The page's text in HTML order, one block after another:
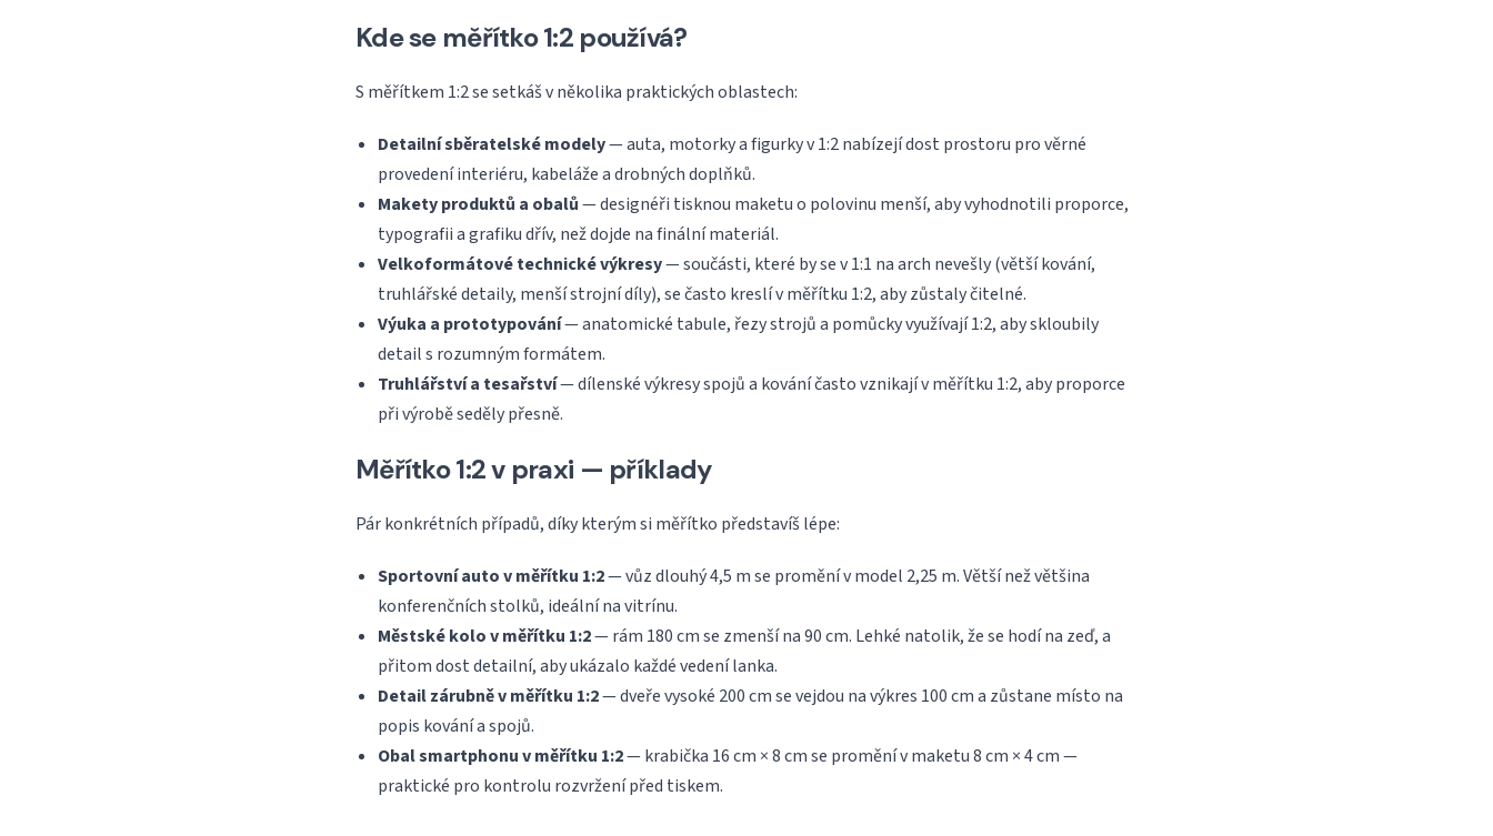
Kde se měřítko 1:2 používá?
S měřítkem 1:2 se setkáš v několika praktických oblastech:
Detailní sběratelské modely— auta, motorky a figurky v 1:2 nabízejí dost prostoru pro věrné
provedení interiéru, kabeláže a drobných doplňků.
Makety produktů a obalů— designéři tisknou maketu o polovinu menší, aby vyhodnotili proporce,
typografii a grafiku dřív, než dojde na finální materiál.
Velkoformátové technické výkresy— součásti, které by se v 1:1 na arch nevešly (větší kování,
truhlářské detaily, menší strojní díly), se často kreslí v měřítku 1:2, aby zůstaly čitelné.
Výuka a prototypování— anatomické tabule, řezy strojů a pomůcky využívají 1:2, aby skloubily
detail s rozumným formátem.
Truhlářství a tesařství— dílenské výkresy spojů a kování často vznikají v měřítku 1:2, aby proporce
při výrobě seděly přesně.
Měřítko 1:2 v praxi — příklady
Pár konkrétních případů, díky kterým si měřítko představíš lépe:
Sportovní auto v měřítku 1:2— vůz dlouhý 4,5 m se promění v model 2,25 m. Větší než většina
konferenčních stolků, ideální na vitrínu.
Městské kolo v měřítku 1:2— rám 180 cm se zmenší na 90 cm. Lehké natolik, že se hodí na zeď, a
přitom dost detailní, aby ukázalo každé vedení lanka.
Detail zárubně v měřítku 1:2— dveře vysoké 200 cm se vejdou na výkres 100 cm a zůstane místo na
popis kování a spojů.
Obal smartphonu v měřítku 1:2— krabička 16 cm × 8 cm se promění v maketu 8 cm × 4 cm —
praktické pro kontrolu rozvržení před tiskem.